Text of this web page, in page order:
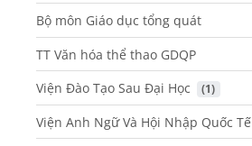
Bộ môn Giáo dục tổng quát
TT Văn hóa thể thao GDQP
Viện Đào Tạo Sau Đại Học
(1)
Viện Anh Ngữ Và Hội Nhập Quốc Tế